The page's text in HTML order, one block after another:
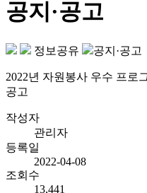
공지·공고
정보공유 공지·공고
2022년 자원봉사 우수 프로
공고
작성자
관리자
등록일
2022-04-08
조회수
13,441